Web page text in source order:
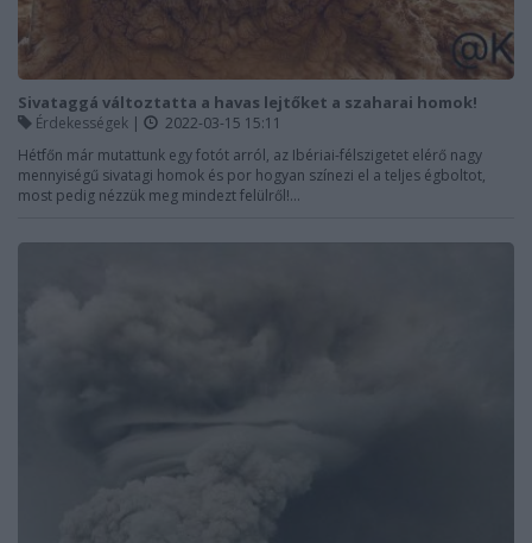
Sivataggá változtatta a havas lejtőket a szaharai homok!
Érdekességek |
2022-03-15 15:11
Hétfőn már mutattunk egy fotót arról, az Ibériai-félszigetet elérő nagy
mennyiségű sivatagi homok és por hogyan színezi el a teljes égboltot,
most pedig nézzük meg mindezt felülről!...